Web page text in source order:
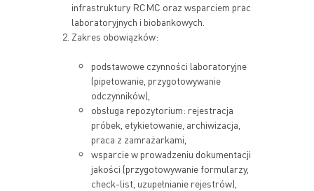
infrastruktury RCMC oraz wsparciem prac
laboratoryjnych i biobankowych.
Zakres obowiązków:
podstawowe czynności laboratoryjne
(pipetowanie, przygotowywanie
odczynników),
obsługa repozytorium: rejestracja
próbek, etykietowanie, archiwizacja,
praca z zamrażarkami,
wsparcie w prowadzeniu dokumentacji
jakości (przygotowywanie formularzy,
check-list, uzupełnianie rejestrów),